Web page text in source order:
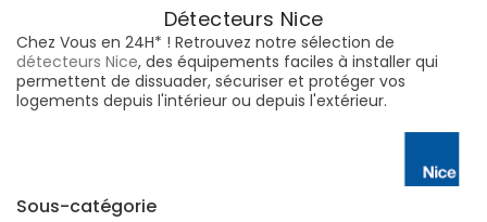
Détecteurs Nice
Chez Vous en 24H* ! Retrouvez notre sélection de
détecteurs Nice, des équipements faciles à installer qui
permettent de dissuader, sécuriser et protéger vos
logements depuis l'intérieur ou depuis l'extérieur.
Sous-catégorie